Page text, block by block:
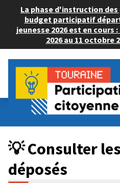
La phase d'instruction
budget participatif
jeunesse 2026 est en cours
2026 au 11 octobre
Budget Participatif JEUNESSE
💡 Consulter les projets
💡 Consulter
déposés